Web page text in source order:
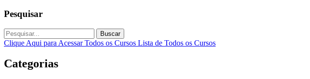
Pesquisar
Buscar
Clique Aqui para Acessar Todos os Cursos Lista de Todos os Cursos
Categorias